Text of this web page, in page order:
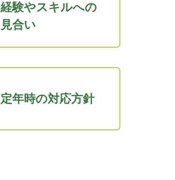
経験やスキルへの
見合い
定年時の対応方針